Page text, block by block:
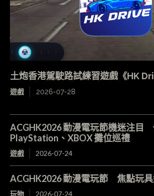
土炮香港駕駛路試練習遊戲《HK
遊戲 2026-07-28
ACGHK2026 動漫電玩節機迷注目
PlayStation、XBOX 攤位巡禮
遊戲 2026-07-24
ACGHK2026 動漫電玩節 焦點玩
玩物 2026-07-24